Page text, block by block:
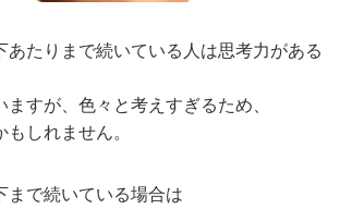
あたりまで続いている人は思考力がある
すが、色々と考えすぎるため、
しれません。
まで続いている場合は